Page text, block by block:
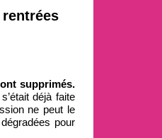
supprimés.
déjà faite
ne peut le
pour